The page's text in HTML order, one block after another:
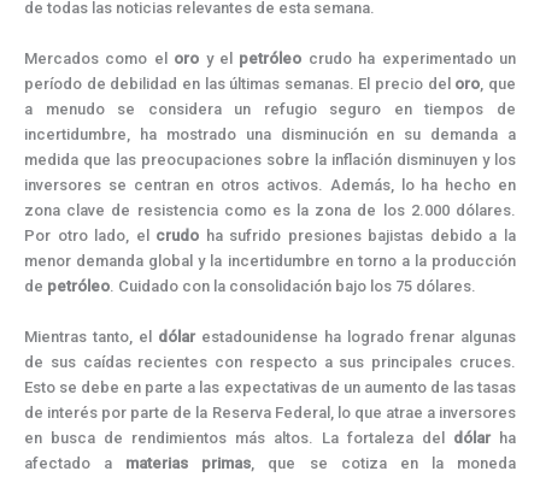
de todas las noticias relevantes de esta semana.
Mercados como el oro y el petróleo crudo ha experimentado un
período de debilidad en las últimas semanas. El precio del oro , que
a menudo se considera un refugio seguro en tiempos de
incertidumbre, ha mostrado una disminución en su demanda a
medida que las preocupaciones sobre la inflación disminuyen y los
inversores se centran en otros activos. Además, lo ha hecho en
zona clave de resistencia como es la zona de los 2.000 dólares.
Por otro lado, el crudo ha sufrido presiones bajistas debido a la
menor demanda global y la incertidumbre en torno a la producción
de petróleo . Cuidado con la consolidación bajo los 75 dólares.
Mientras tanto, el dólarestadounidense ha logrado frenar algunas
de sus caídas recientes con respecto a sus principales cruces.
Esto se debe en parte a las expectativas de un aumento de las tasas
de interés por parte de la Reserva Federal, lo que atrae a inversores
en busca de rendimientos más altos. La fortaleza del dólarha
afectado a materias primas , que se cotiza en la moneda